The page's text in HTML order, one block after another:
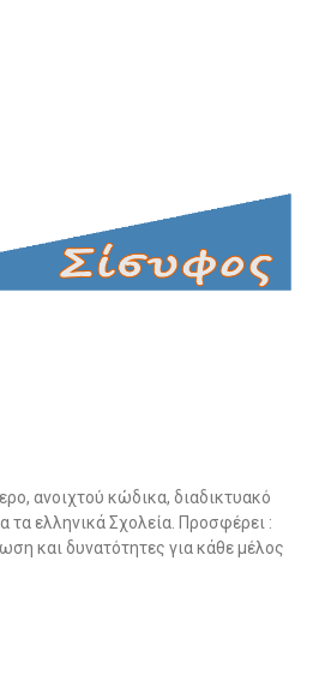
ανοιχτού κώδικα, διαδικτυακό
ελληνικά Σχολεία. Προσφέρει :
και δυνατότητες για κάθε μέλος